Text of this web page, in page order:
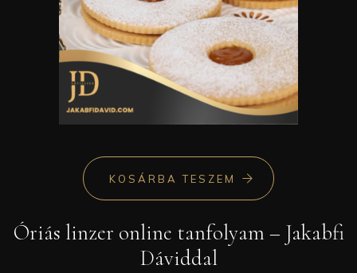
KOSÁRBA TESZEM
Óriás linzer online tanfolyam – Jakabfi
Dáviddal